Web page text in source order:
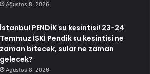
Ağustos 8, 2026
İstanbul PENDİK su kesintisi! 23-24
Temmuz İSKİ Pendik su kesintisi ne
zaman bitecek, sular ne zaman
gelecek?
Ağustos 8, 2026